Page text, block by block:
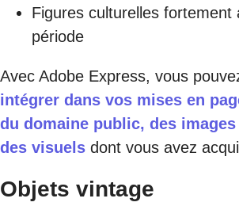
Figures culturelles fortement
période
Avec Adobe Express, vous
intégrer dans vos mises en
du domaine public, des
des visuels dont vous avez
Objets vintage